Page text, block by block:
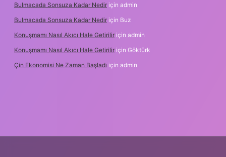
Bulmacada Sonsuza Kadar Nedir için admin
Bulmacada Sonsuza Kadar Nedir için Buz
Konuşmamı Nasıl Akıcı Hale Getirilir için admin
Konuşmamı Nasıl Akıcı Hale Getirilir için Göktürk
Çin Ekonomisi Ne Zaman Başladı için admin